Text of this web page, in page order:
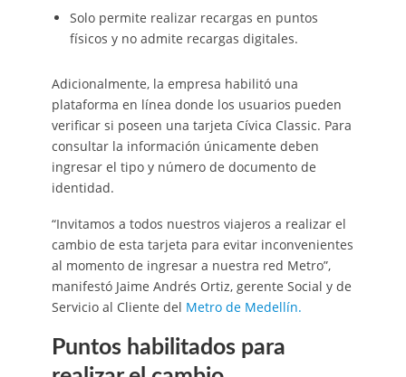
Solo permite realizar recargas en puntos
físicos y no admite recargas digitales.
Adicionalmente, la empresa habilitó una
plataforma en línea donde los usuarios pueden
verificar si poseen una tarjeta Cívica Classic. Para
consultar la información únicamente deben
ingresar el tipo y número de documento de
identidad.
“Invitamos a todos nuestros viajeros a realizar el
cambio de esta tarjeta para evitar inconvenientes
al momento de ingresar a nuestra red Metro”,
manifestó Jaime Andrés Ortiz, gerente Social y de
Servicio al Cliente del Metro de Medellín.
Puntos habilitados para